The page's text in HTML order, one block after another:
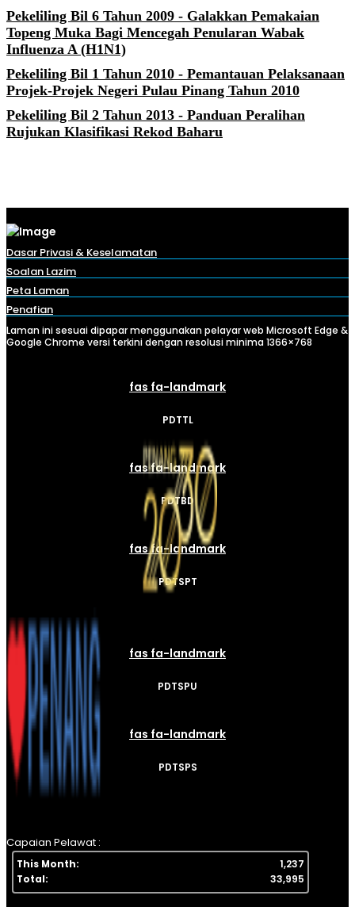
Pekeliling Bil 6 Tahun 2009 - Galakkan Pemakaian
Topeng Muka Bagi Mencegah Penularan Wabak
Influenza A (H1N1)
Pekeliling Bil 1 Tahun 2010 - Pemantauan Pelaksanaan
Projek-Projek Negeri Pulau Pinang Tahun 2010
Pekeliling Bil 2 Tahun 2013 - Panduan Peralihan
Rujukan Klasifikasi Rekod Baharu
Dasar Privasi & Keselamatan
Soalan Lazim
Peta Laman
Penafian
Laman ini sesuai dipapar menggunakan pelayar web Microsoft Edge &
Google Chrome versi terkini dengan resolusi minima 1366×768
fas fa-landmark
PDTTL
fas fa-landmark
PDTBD
fas fa-landmark
PDTSPT
fas fa-landmark
PDTSPU
fas fa-landmark
PDTSPS
Capaian Pelawat :
This Month:
1,237
Total:
33,995